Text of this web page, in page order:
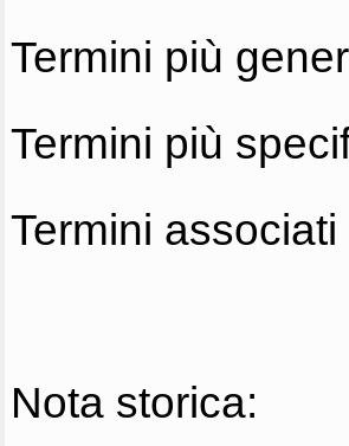
Termini più
Termini più
Termini associati
Nota storica: